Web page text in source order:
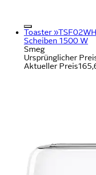
Toaster
Scheiben 1500 W
Smeg
Ursprünglicher
Aktueller Preis